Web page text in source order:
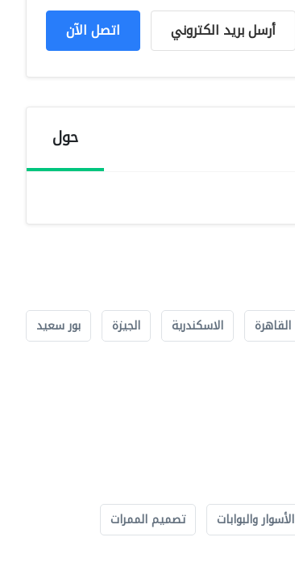
اتصل الآن أرسل بريد الكتروني
حول
القاهرة الاسكندرية الجيزة بور سعيد
الأسوار والبوابات تصميم الممرات